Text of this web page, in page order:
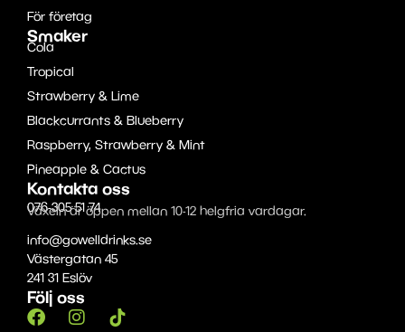
För företag
Smaker
Cola
Tropical
Strawberry & Lime
Blackcurrants & Blueberry
Raspberry, Strawberry & Mint
Pineapple & Cactus
Kontakta oss
076-305 51 74
Växeln är öppen mellan 10-12 helgfria vardagar.
info@gowelldrinks.se
Västergatan 45
241 31 Eslöv
Följ oss